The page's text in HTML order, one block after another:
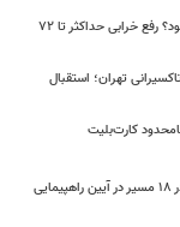
چرا از سیستم سرمایشی در برخی از اتوبوس‌ها استفاده نمی‌شود؟ رفع خرابی حداکثر تا ۷۲
تهران؛ استقبال
کارت‌بلیت
خدمات‌رسانی رایگان ۲۰۰ ون در ۶ محور و ناوگان اتوبوسرانی در ۱۸ مسیر در آیین راهپیمایی